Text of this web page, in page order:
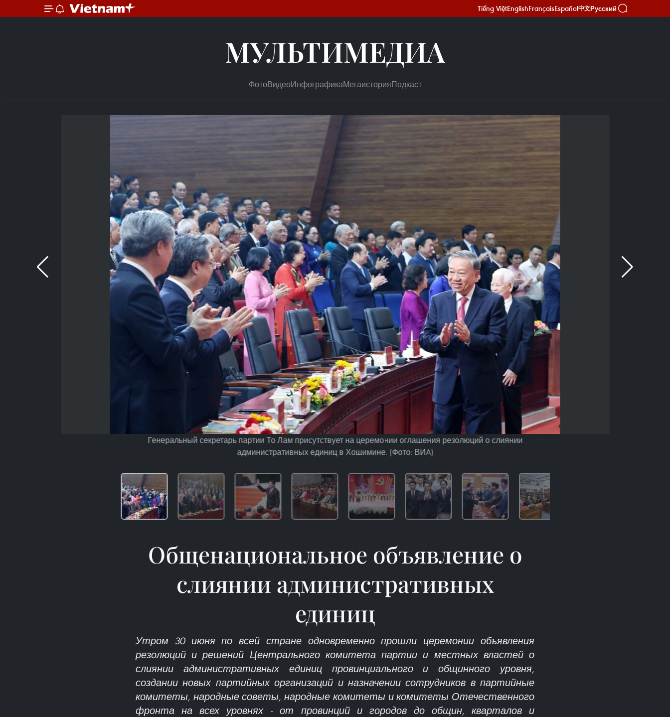
Tiếng ViệtEnglishFrançaisEspañol中文Русский
МУЛЬТИМЕДИА
ФотоВидеоИнфографикаМегаисторияПодкаст
Генеральный секретарь партии То Лам присутствует на церемонии оглашения резолюций о слиянии
административных единиц в Хошимине. (Фото: ВИA)
Общенациональное объявление о
слиянии административных
единиц
Утром 30 июня по всей стране одновременно прошли церемонии объявления
резолюций и решений Центрального комитета партии и местных властей о
слиянии административных единиц провинциального и общинного уровня,
создании новых партийных организаций и назначении сотрудников в партийные
комитеты, народные советы, народные комитеты и комитеты Отечественного
фронта на всех уровнях - от провинций и городов до общин, кварталов и